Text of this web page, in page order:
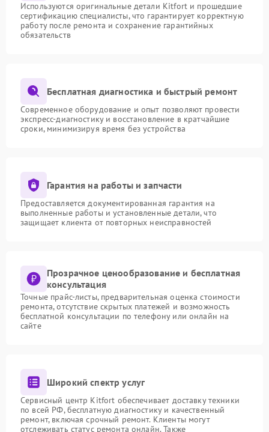
Используются оригинальные детали Kitfort и прошедшие
сертификацию специалисты, что гарантирует корректную
работу после ремонта и сохранение гарантийных
обязательств
Бесплатная диагностика и быстрый ремонт
Современное оборудование и опыт позволяют провести
экспресс-диагностику и восстановление в кратчайшие
сроки, минимизируя время без устройства
Гарантия на работы и запчасти
Предоставляется документированная гарантия на
выполненные работы и установленные детали, что
защищает клиента от повторных неисправностей
Прозрачное ценообразование и бесплатная
консультация
Точные прайс-листы, предварительная оценка стоимости
ремонта, отсутствие скрытых платежей и возможность
бесплатной консультации по телефону или онлайн на
сайте
Широкий спектр услуг
Сервисный центр Kitfort обеспечивает доставку техники
по всей РФ, бесплатную диагностику и качественный
ремонт, включая срочный ремонт. Клиенты могут
отслеживать статус ремонта онлайн. Также